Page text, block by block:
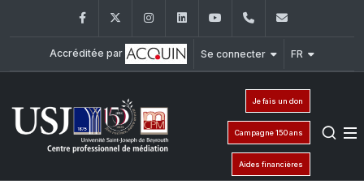
FacebookTwitter InstagramLinkedInYouTube+961 (1) 421475
Accréditée par Se connecter FR
Je fais un don
Campagne 150 ans
Aides financières